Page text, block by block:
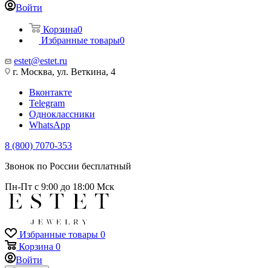
Войти
Корзина0
Избранные товары0
estet@estet.ru
г. Москва, ул. Веткина, 4
Вконтакте
Telegram
Одноклассники
WhatsApp
8 (800) 7070-353
Звонок по России бесплатный
Пн-Пт с 9:00 до 18:00 Мск
Избранные товары 0
Корзина 0
Войти